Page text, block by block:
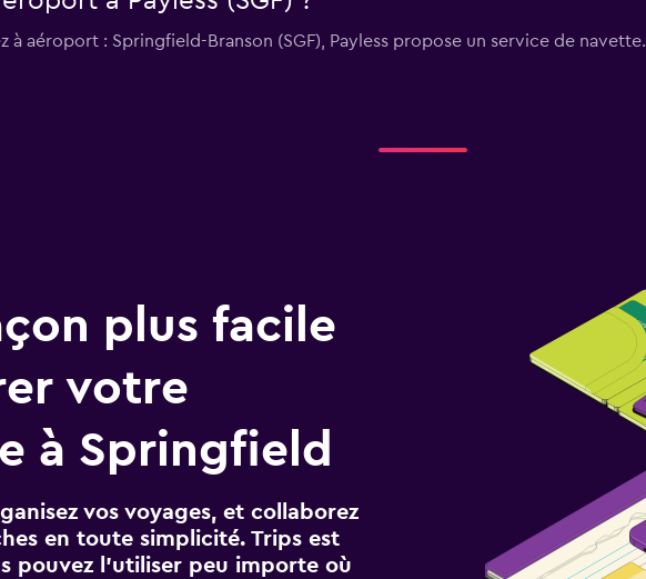
à aéroport : Springfield-Branson (SGF), Payless propose un service de navette.
plus facile
votre
à Springfield
vos voyages, et collaborez
en toute simplicité. Trips est
pouvez l’utiliser peu importe où